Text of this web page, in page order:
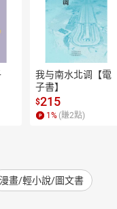
我与南水北调【電
子書】
$215
1 % (賺2點)
漫畫/輕小說/圖文書